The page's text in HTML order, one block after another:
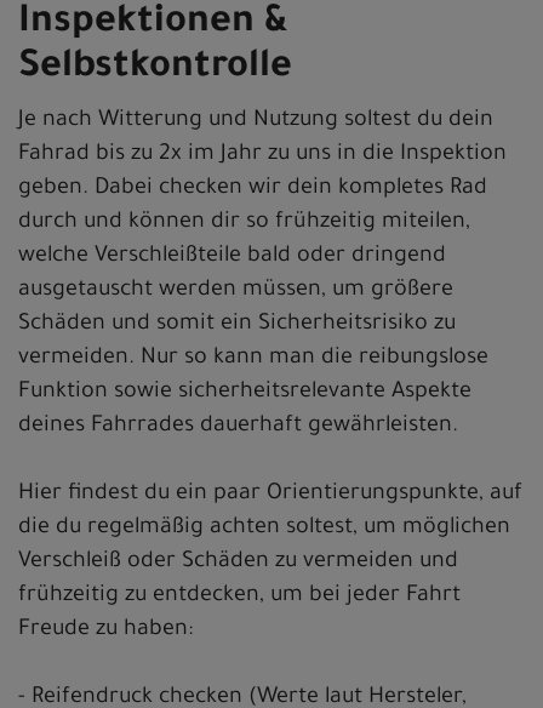
Inspektionen &
Selbstkontrolle
Je nach Witterung und Nutzung soltest du dein
Fahrad bis zu 2x im Jahr zu uns in die Inspektion
geben. Dabei checken wir dein kompletes Rad
durch und können dir so frühzeitig miteilen,
welche Verschleißteile bald oder dringend
ausgetauscht werden müssen, um größere
Schäden und somit ein Sicherheitsrisiko zu
vermeiden. Nur so kann man die reibungslose
Funktion sowie sicherheitsrelevante Aspekte
deines Fahrrades dauerhaft gewährleisten.
Hier findest du ein paar Orientierungspunkte, auf
die du regelmäßig achten soltest, um möglichen
Verschleiß oder Schäden zu vermeiden und
frühzeitig zu entdecken, um bei jeder Fahrt
Freude zu haben:
- Reifendruck checken (Werte laut Hersteler,